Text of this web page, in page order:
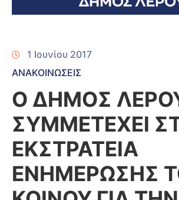
1 Ιουνίου 2017
ΑΝΑΚΟΙΝΩΣΕΙΣ
Ο ΔΗΜΟΣ
ΣΥΜΜΕΤΕΧΕΙ
ΕΚΣΤΡΑΤΕΙΑ
ΕΝΗΜΕΡΩΣΗΣ